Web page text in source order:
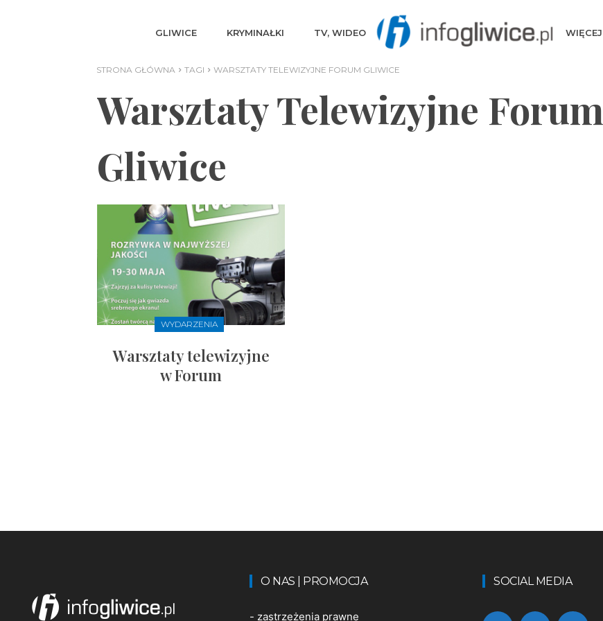
GLIWICE KRYMINAŁKI TV, WIDEO WIĘCEJ
STRONA GŁÓWNA TAGI WARSZTATY TELEWIZYJNE FORUM GLIWICE
Warsztaty Telewizyjne Forum
Gliwice
WYDARZENIA
Warsztaty telewizyjne
w Forum
O NAS | PROMOCJA
- zastrzeżenia prawne
SOCIAL MEDIA